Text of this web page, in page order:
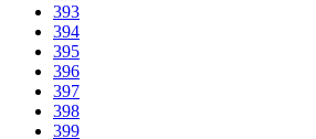
393
394
395
396
397
398
399